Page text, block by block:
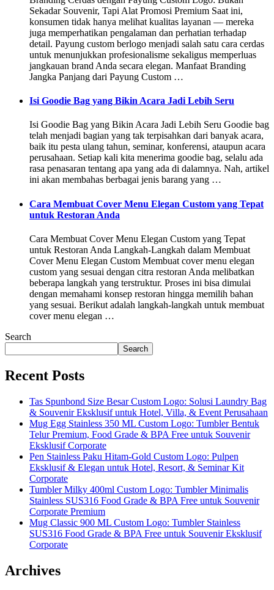
Sekadar Souvenir, Tapi Alat Promosi Premium Saat ini,
konsumen tidak hanya melihat kualitas layanan — mereka
juga memperhatikan pengalaman dan perhatian terhadap
detail. Payung custom berlogo menjadi salah satu cara cerdas
untuk menunjukkan profesionalisme sekaligus memperluas
jangkauan brand Anda secara elegan. Manfaat Branding
Jangka Panjang dari Payung Custom …
Isi Goodie Bag yang Bikin Acara Jadi Lebih Seru
Isi Goodie Bag yang Bikin Acara Jadi Lebih Seru Goodie bag
telah menjadi bagian yang tak terpisahkan dari banyak acara,
baik itu pesta ulang tahun, seminar, konferensi, ataupun acara
perusahaan. Setiap kali kita menerima goodie bag, selalu ada
rasa penasaran tentang apa yang ada di dalamnya. Nah, artikel
ini akan membahas berbagai jenis barang yang …
Cara Membuat Cover Menu Elegan Custom yang Tepat
untuk Restoran Anda
Cara Membuat Cover Menu Elegan Custom yang Tepat
untuk Restoran Anda Langkah-Langkah dalam Membuat
Cover Menu Elegan Custom Membuat cover menu elegan
custom yang sesuai dengan citra restoran Anda melibatkan
beberapa langkah yang terstruktur. Proses ini bisa dimulai
dengan memahami konsep restoran hingga memilih bahan
yang sesuai. Berikut adalah langkah-langkah untuk membuat
cover menu elegan …
Search
Search
Recent Posts
Tas Spunbond Size Besar Custom Logo: Solusi Laundry Bag
& Souvenir Eksklusif untuk Hotel, Villa, & Event Perusahaan
Mug Egg Stainless 350 ML Custom Logo: Tumbler Bentuk
Telur Premium, Food Grade & BPA Free untuk Souvenir
Eksklusif Corporate
Pen Stainless Paku Hitam-Gold Custom Logo: Pulpen
Eksklusif & Elegan untuk Hotel, Resort, & Seminar Kit
Corporate
Tumbler Milky 400ml Custom Logo: Tumbler Minimalis
Stainless SUS316 Food Grade & BPA Free untuk Souvenir
Corporate Premium
Mug Classic 900 ML Custom Logo: Tumbler Stainless
SUS316 Food Grade & BPA Free untuk Souvenir Eksklusif
Corporate
Archives